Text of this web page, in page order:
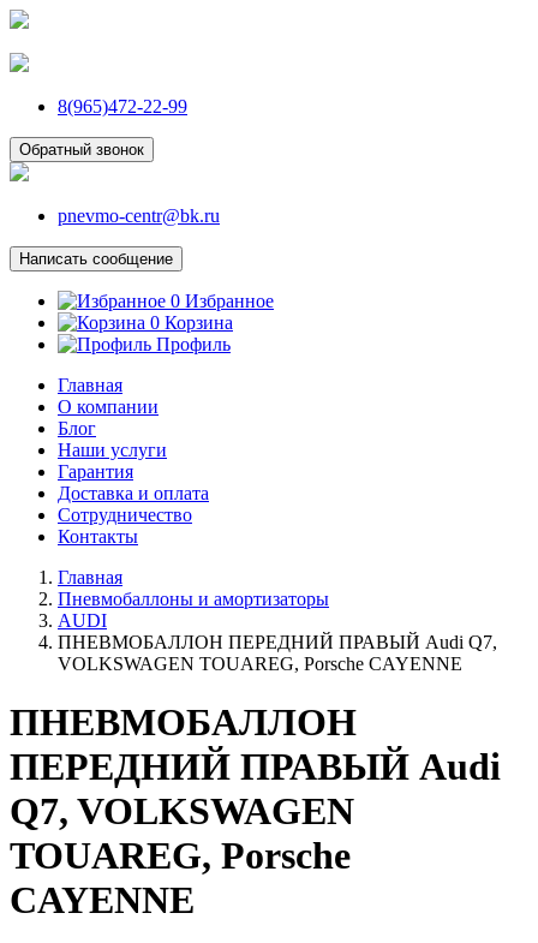
8(965)472-22-99
Обратный звонок
pnevmo-centr@bk.ru
Написать сообщение
0 Избранное
0 Корзина
Профиль
Главная
О компании
Блог
Наши услуги
Гарантия
Доставка и оплата
Сотрудничество
Контакты
Главная
Пневмобаллоны и амортизаторы
AUDI
ПНЕВМОБАЛЛОН ПЕРЕДНИЙ ПРАВЫЙ Audi Q7,
VOLKSWAGEN TOUAREG, Porsche CAYENNE
ПНЕВМОБАЛЛОН
ПЕРЕДНИЙ ПРАВЫЙ Audi
Q7, VOLKSWAGEN
TOUAREG, Porsche
CAYENNE